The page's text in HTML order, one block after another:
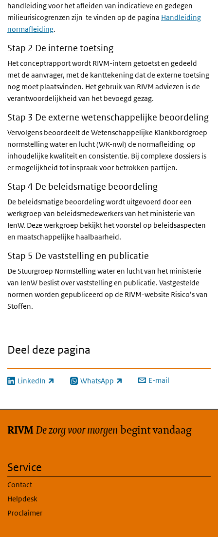
handleiding voor het afleiden van indicatieve en gedegen
milieurisicogrenzen zijn te vinden op de pagina Handleiding
normafleiding.
Stap 2 De interne toetsing
Het conceptrapport wordt RIVM-intern getoetst en gedeeld
met de aanvrager, met de kanttekening dat de externe toetsing
nog moet plaatsvinden. Het gebruik van RIVM adviezen is de
verantwoordelijkheid van het bevoegd gezag.
Stap 3 De externe wetenschappelijke beoordeling
Vervolgens beoordeelt de Wetenschappelijke Klankbordgroep
normstelling water en lucht (WK-nwl) de normafleiding op
inhoudelijke kwaliteit en consistentie. Bij complexe dossiers is
er mogelijkheid tot inspraak voor betrokken partijen.
Stap 4 De beleidsmatige beoordeling
De beleidsmatige beoordeling wordt uitgevoerd door een
werkgroep van beleidsmedewerkers van het ministerie van
IenW. Deze werkgroep bekijkt het voorstel op beleidsaspecten
en maatschappelijke haalbaarheid.
Stap 5 De vaststelling en publicatie
De Stuurgroep Normstelling water en lucht van het ministerie
van IenW beslist over vaststelling en publicatie. Vastgestelde
normen worden gepubliceerd op de RIVM-website Risico’s van
Stoffen.
Deel deze pagina
LinkedIn
(externe link) WhatsApp
(externe link) E-mail
RIVM De zorg voor morgen begint vandaag
Service
Contact
Helpdesk
Proclaimer